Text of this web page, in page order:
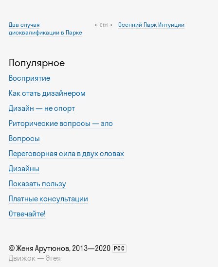
Два случая
дисквалификации в Парке
← Ctrl → Осенний Парк Интуиции
Популярное
Восприятие
Как стать дизайнером
Дизайн — не спорт
Риторические вопросы — зло
Вопросы
Переговорная сила в двух словах
Дизайны
Показать пользу
Платные консультации
Отвечайте!
©Женя Арутюнов, 2013—2020 РСС
Движок — Эгея